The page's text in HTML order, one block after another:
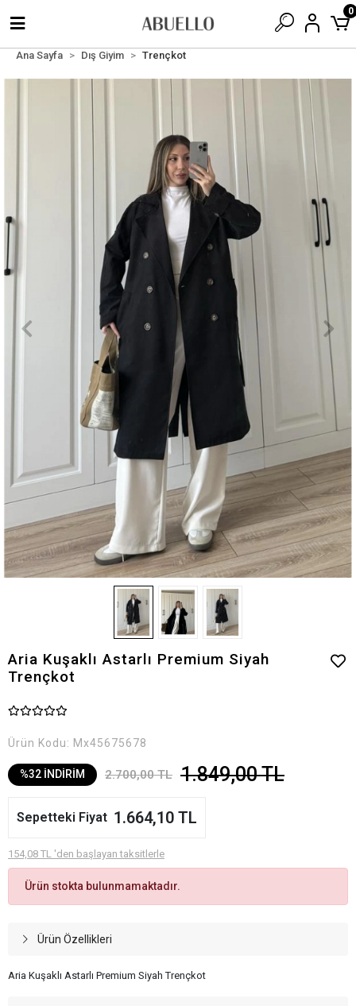
0
Ana Sayfa Dış Giyim Trençkot
Aria Kuşaklı Astarlı Premium Siyah
Trençkot
Ürün Kodu: Mx45675678
%32 İNDİRİM 2.700,00 TL 1.849,00 TL
Sepetteki Fiyat 1.664,10 TL
154,08 TL 'den başlayan taksitlerle
Ürün stokta bulunmamaktadır.
Ürün Özellikleri
Aria Kuşaklı Astarlı Premium Siyah Trençkot